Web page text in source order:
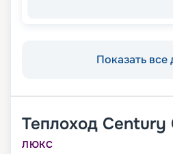
Показать все
Теплоход Century
ЛЮКС